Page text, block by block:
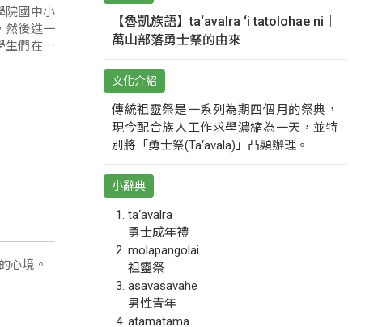
院國中小
然後進一
生們在他
心境。
【魯凱族語】ta‘avalra ‘i tatolohae ni｜
萬山部落勇士祭的由來
文化介紹
傳統祖靈祭是一系列為期四個月的祭典，
現今配合族人工作求學濃縮為一天，並特
別將「勇士祭(Ta‘avala)」凸顯辦理。
小辭典
ta‘avalra
勇士成年禮
molapangolai
祖靈祭
asavasavahe
男性青年
atamatama